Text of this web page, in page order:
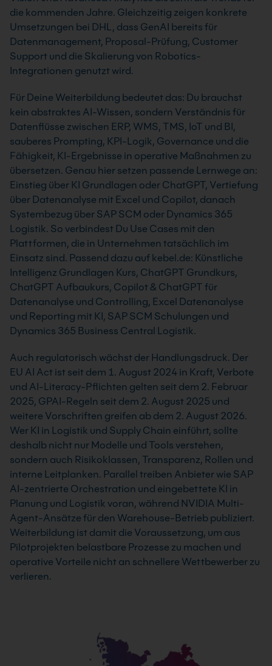
die kommenden Jahre. Gleichzeitig zeigen konkrete
Umsetzungen bei DHL, dass GenAI bereits für
Datenmanagement, Proposal-Prüfung, Customer
Support und die Skalierung von Robotics-
Integrationen genutzt wird.
Für Deine Weiterbildung bedeutet das: Du brauchst
kein abstraktes AI-Wissen, sondern Verständnis für
Datenflüsse zwischen ERP, WMS, TMS, IoT und BI,
sauberes Prompting, KPI-Logik, Governance und die
Fähigkeit, KI-Ergebnisse in operative Maßnahmen zu
übersetzen. Genau hier setzen passende Lernwege an:
Einstieg über KI Grundlagen oder ChatGPT, Vertiefung
über Datenanalyse mit Excel und Copilot, danach
Systembezug über SAP SCM oder Dynamics 365
Logistik. So verbindest Du Use Cases mit den
Plattformen, die in Unternehmen tatsächlich im
Einsatz sind. Passend dazu auf kebel.de: Künstliche
Intelligenz Grundlagen Kurs, ChatGPT Grundkurs,
ChatGPT Aufbaukurs, Copilot & ChatGPT für
Datenanalyse und Controlling, Excel Datenanalyse
und Reporting mit KI, SAP SCM Schulungen und
Dynamics 365 Business Central Logistik.
Auch regulatorisch wächst der Handlungsdruck. Der
EU AI Act ist seit dem 1. August 2024 in Kraft, Verbote
und AI-Literacy-Pflichten gelten seit dem 2. Februar
2025, GPAI-Regeln seit dem 2. August 2025 und
weitere Vorschriften greifen ab dem 2. August 2026.
Wer KI in Logistik und Supply Chain einführt, sollte
deshalb nicht nur Modelle und Tools verstehen,
sondern auch Risikoklassen, Transparenz, Rollen und
interne Leitplanken. Parallel treiben Anbieter wie SAP
AI-zentrierte Orchestration und eingebettete KI in
Planung und Logistik voran, während NVIDIA Multi-
Agent-Ansätze für den Warehouse-Betrieb publiziert.
Weiterbildung ist damit die Voraussetzung, um aus
Pilotprojekten belastbare Prozesse zu machen und
operative Vorteile nicht an schnellere Wettbewerber zu
verlieren.